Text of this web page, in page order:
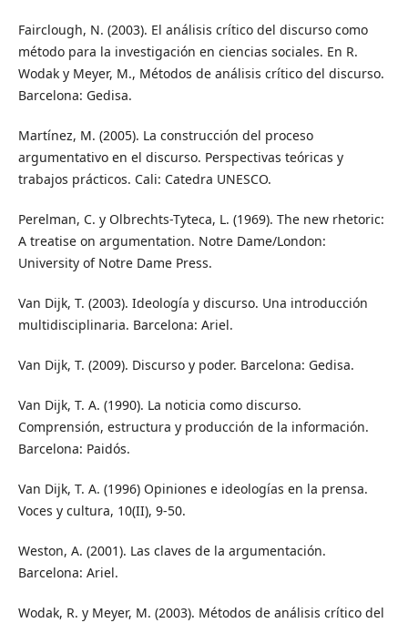
Fairclough, N. (2003). El análisis crítico del discurso como
método para la investigación en ciencias sociales. En R.
Wodak y Meyer, M., Métodos de análisis crítico del discurso.
Barcelona: Gedisa.
Martínez, M. (2005). La construcción del proceso
argumentativo en el discurso. Perspectivas teóricas y
trabajos prácticos. Cali: Catedra UNESCO.
Perelman, C. y Olbrechts-Tyteca, L. (1969). The new rhetoric:
A treatise on argumentation. Notre Dame/London:
University of Notre Dame Press.
Van Dijk, T. (2003). Ideología y discurso. Una introducción
multidisciplinaria. Barcelona: Ariel.
Van Dijk, T. (2009). Discurso y poder. Barcelona: Gedisa.
Van Dijk, T. A. (1990). La noticia como discurso.
Comprensión, estructura y producción de la información.
Barcelona: Paidós.
Van Dijk, T. A. (1996) Opiniones e ideologías en la prensa.
Voces y cultura, 10(II), 9-50.
Weston, A. (2001). Las claves de la argumentación.
Barcelona: Ariel.
Wodak, R. y Meyer, M. (2003). Métodos de análisis crítico del